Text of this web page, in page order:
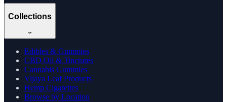
Collections
Edibles & Gummies
CBD Oil & Tinctures
Cannabis Gummies
Vijaya Leaf Products
Hemp Cigarettes
Browse by Location